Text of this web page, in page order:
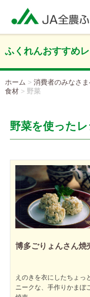
ふくれんおすすめ
ホーム > 消費者のみなさ
食材 > 野菜
野菜を使った
博多ごりょんさん焼
えのきを衣にしたちょっ
ニークな、手作りかまぼ